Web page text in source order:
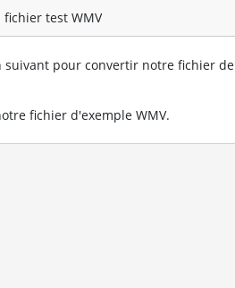
fichier test WMV
suivant pour convertir notre fichier de
fichier d'exemple WMV.